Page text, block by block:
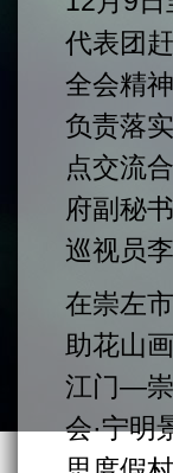
代表团
全会精
负责落
点交流
府副秘
巡视员
在崇左
助花山
江门—崇
会·宁明